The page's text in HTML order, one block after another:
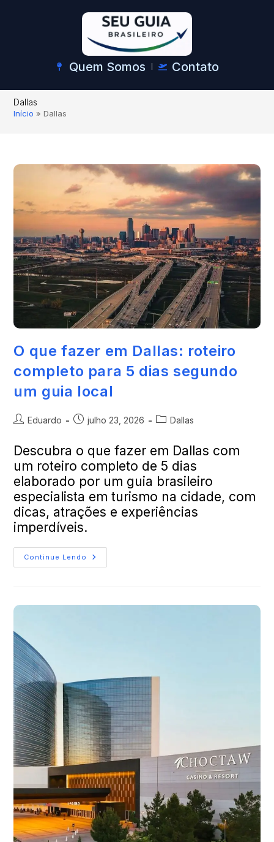
Quem Somos Contato
Dallas
Início »Dallas
O que fazer em Dallas: roteiro
completo para 5 dias segundo
um guia local
Eduardo julho 23, 2026 Dallas
Descubra o que fazer em Dallas com
um roteiro completo de 5 dias
elaborado por um guia brasileiro
especialista em turismo na cidade, com
dicas, atrações e experiências
imperdíveis.
Continue Lendo